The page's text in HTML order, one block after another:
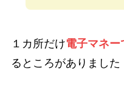
１カ所だけ電子マネー
るところがありました